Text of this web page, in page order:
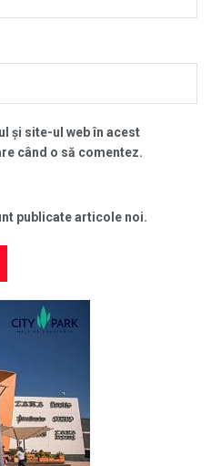
și site-ul web în acest
când o să comentez.
publicate articole noi.